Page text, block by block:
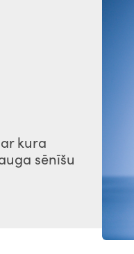
kura
sēnīšu